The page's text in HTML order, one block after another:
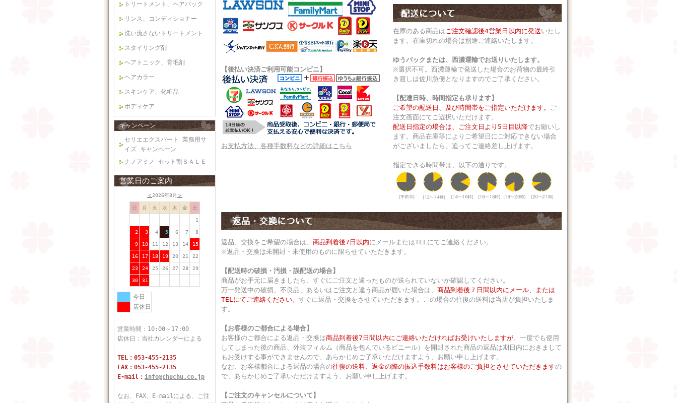
トリートメント、ヘアパック
リンス、コンディショナー
洗い流さないトリートメント
スタイリング剤
ヘアトニック、育毛剤
ヘアカラー
スキンケア、化粧品
ボディケア
キャンペーン
セリエエクスパート 業務用サ
イズ キャンペーン
ナノアミノ セット割ＳＡＬＥ
営業日のご案内
＜ 2026年8月 ＞
日 月 火 水 木 金 土
1
2 3 4 5 6 7 8
9 10 11 12 13 14 15
16 17 18 19 20 21 22
23 24 25 26 27 28 29
30 31
今日
店休日
営業時間：10:00～17:00
店休日：当社カレンダーによる
TEL：053-455-2135
FAX：053-455-2135
E-mail： info@chuchu.co.jp
なお、FAX、E-mailによる、ご注
【後払い決済ご利用可能コンビニ】
お支払方法、各種手数料などの詳細はこちら
在庫のある商品はご注文確認後4営業日以内に発送いたし
ます。在庫切れの場合は別途ご連絡いたします。
ゆうパックまたは、西濃運輸でお送りいたします。
※選択不可。西濃運輸で発送した場合のお荷物の最終引
き渡しは佐川急便となりますのでご了承ください。
【配達日時、時間指定も承ります】
ご希望の配送日、及び時間帯をご指定いただけます。 ご
注文画面にてご選択いただけます。
配送日指定の場合は、ご注文日より5日目以降でお願いし
ます。商品在庫等によりご希望日にご対応できない場合
がございましたら、追ってご連絡差し上げます。
指定できる時間帯は、以下の通りです。
返品、交換をご希望の場合は、 商品到着後7日以内にメールまたはTELにてご連絡ください。
※返品・交換は未開封・未使用のものに限らせていただきます。
【配送時の破損・汚損・誤配送の場合】
商品がお手元に届きましたら、すぐにご注文と違ったものが送られていないか確認してください。
万一発送中の破損、不良品、あるいはご注文と違う商品が届いた場合は、 商品到着後７日間以内にメール、または
TELにてご連絡ください。 すぐに返品・交換をさせていただきます。この場合の往復の送料は当店が負担いたしま
す。
【お客様のご都合による場合】
お客様のご都合による返品・交換は商品到着後7日間以内にご連絡いただければお受けいたしますが、一度でも使用
してしまった後の商品、外装フィルム（商品を包んでいるビニール）を開封された商品の返品は期日内におきまして
もお受けする事ができませんので、あらかじめご了承いただけますよう、お願い申し上げます。
なお、お客様都合による返品の場合の往復の送料、返金の際の振込手数料はお客様のご負担とさせていただきますの
で、あらかじめご了承いただけますよう、お願い申し上げます。
【ご注文のキャンセルについて】